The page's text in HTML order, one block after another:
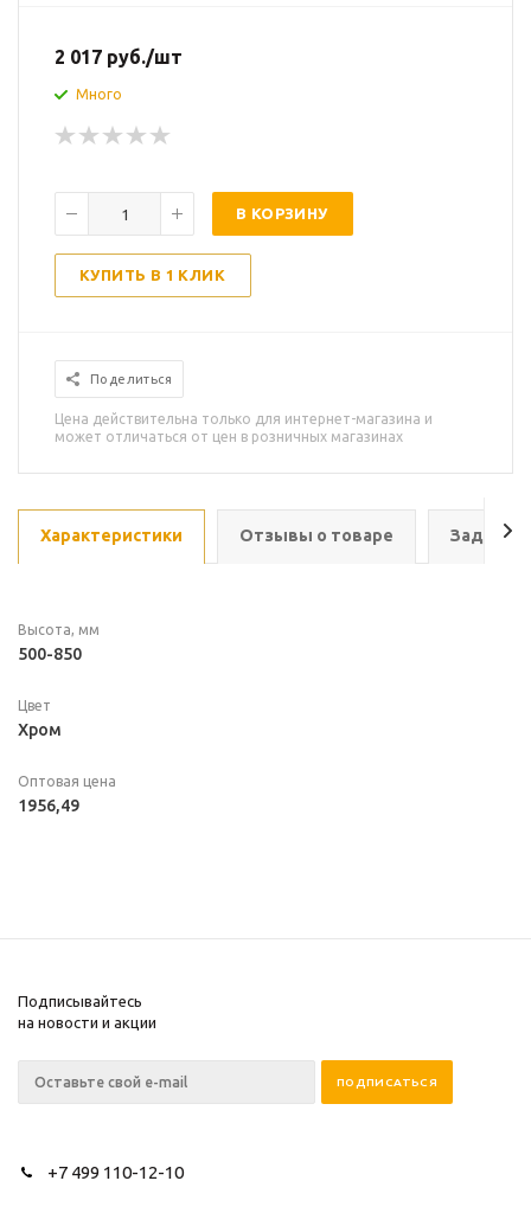
2 017 руб./шт
Много
В КОРЗИНУ
КУПИТЬ В 1 КЛИК
Поделиться
Цена действительна только для интернет-магазина и
может отличаться от цен в розничных магазинах
Характеристики Отзывы о товаре Задать
Высота, мм
500-850
Цвет
Хром
Оптовая цена
1956,49
Подписывайтесь
на новости и акции
+7 499 110-12-10